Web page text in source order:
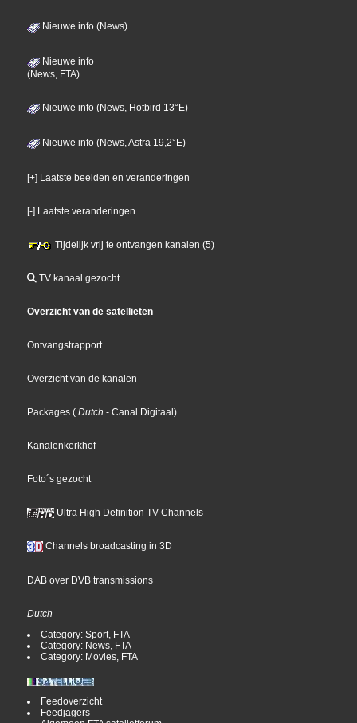
Nieuwe info (News)
Nieuwe info
(News, FTA)
Nieuwe info (News, Hotbird 13°E)
Nieuwe info (News, Astra 19,2°E)
[+] Laatste beelden en veranderingen
[-] Laatste veranderingen
Tijdelijk vrij te ontvangen kanalen (5)
TV kanaal gezocht
Overzicht van de satellieten
Ontvangstrapport
Overzicht van de kanalen
Packages ( Dutch - Canal Digitaal)
Kanalenkerkhof
Foto´s gezocht
Ultra High Definition TV Channels
Channels broadcasting in 3D
DAB over DVB transmissions
Dutch
Category: Sport, FTA
Category: News, FTA
Category: Movies, FTA
Feedoverzicht
Feedjagers